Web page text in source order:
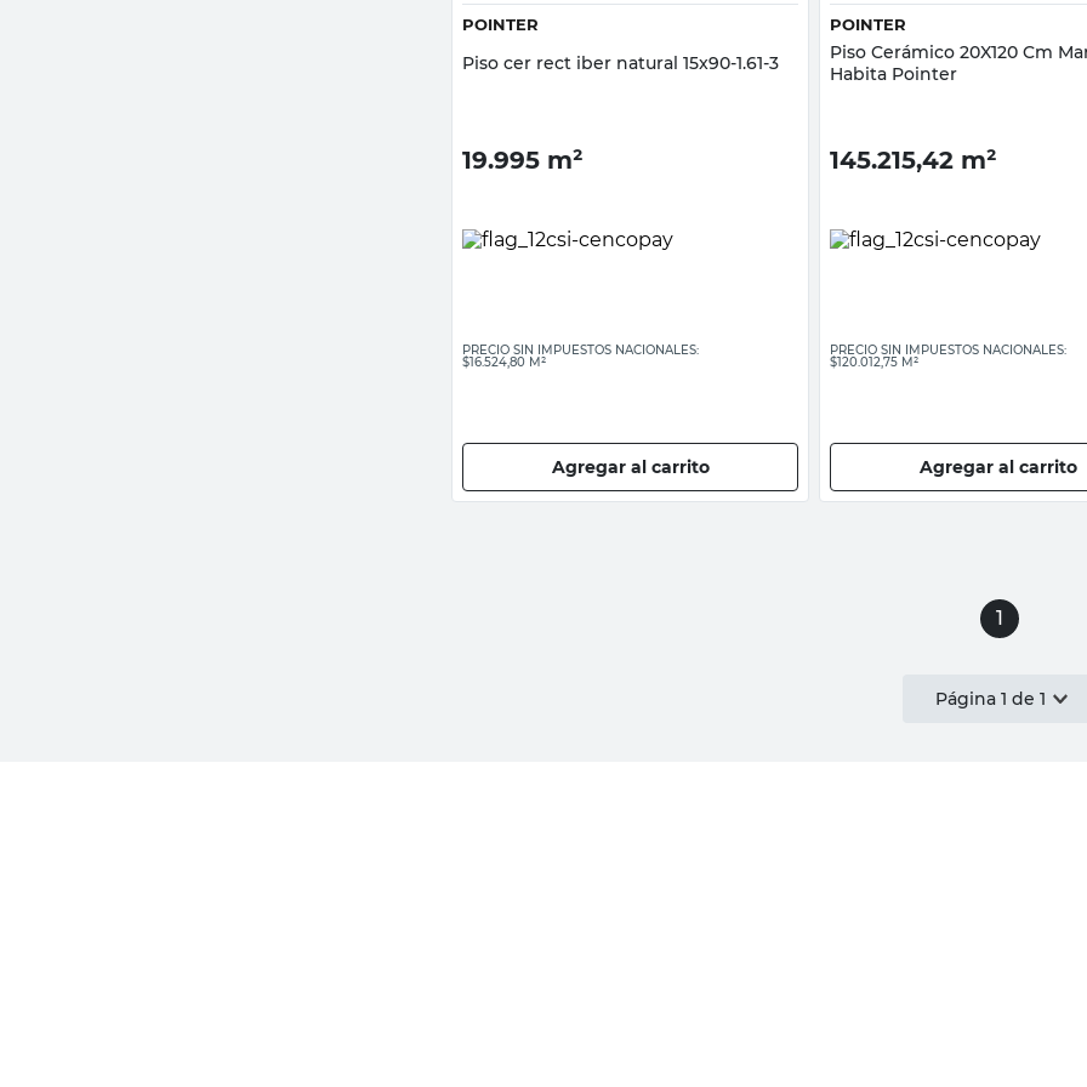
POINTER
Piso cer rect iber natural 15x90-1.61-3
19.995 m²
PRECIO SIN IMPUESTOS NACIONALES:
$16.524,80 M²
Agregar al carrito
POINTER
Piso Cerámico 20X120 Cm
Habita Pointer
145.215,42 m²
PRECIO SIN IMPUESTOS NACIONALES:
$120.012,75 M²
Agregar al carrito
1
Página 1 de 1